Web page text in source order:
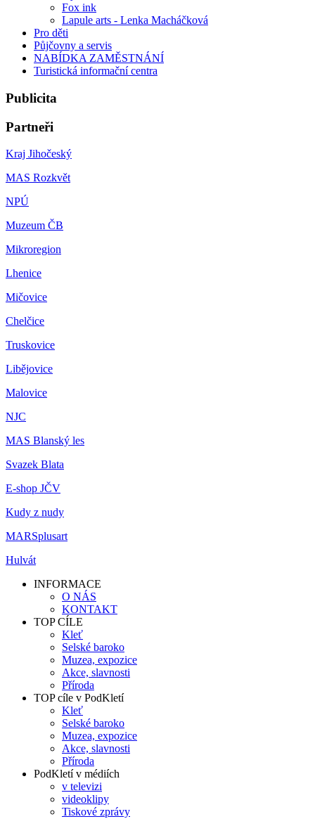
Fox ink
Lapule arts - Lenka Macháčková
Pro děti
Půjčovny a servis
NABÍDKA ZAMĚSTNÁNÍ
Turistická informační centra
Publicita
Partneři
Kraj Jihočeský
MAS Rozkvět
NPÚ
Muzeum ČB
Mikroregion
Lhenice
Mičovice
Chelčice
Truskovice
Libějovice
Malovice
NJC
MAS Blanský les
Svazek Blata
E-shop JČV
Kudy z nudy
MARSplusart
Hulvát
INFORMACE
O NÁS
KONTAKT
TOP CÍLE
Kleť
Selské baroko
Muzea, expozice
Akce, slavnosti
Příroda
TOP cíle v PodKletí
Kleť
Selské baroko
Muzea, expozice
Akce, slavnosti
Příroda
PodKletí v médiích
v televizi
videoklipy
Tiskové zprávy